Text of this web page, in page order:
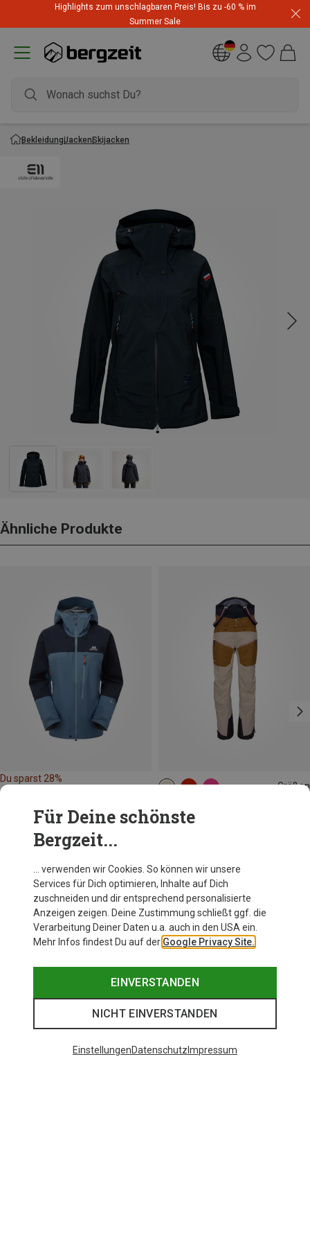
Highlights zum unschlagbaren Preis! Bis zu -60 % im
Summer Sale
Dynafit Hammerangebot! Reduzierte Outfits für neue
Abenteuer
BekleidungJackenSkijacken
Ähnliche Produkte
Du sparst 28%
Größen
Elevenate
Damen Bec de Rosses XI Hose
Andere Kunden kauften auch
Für Deine schönste
Bergzeit...
… verwenden wir Cookies. So können wir unsere
Services für Dich optimieren, Inhalte auf Dich
zuschneiden und dir entsprechend personalisierte
Anzeigen zeigen. Deine Zustimmung schließt ggf. die
Verarbeitung Deiner Daten u.a. auch in den USA ein.
Mehr Infos findest Du auf der Google Privacy Site.
EINVERSTANDEN
NICHT EINVERSTANDEN
EinstellungenDatenschutz Impressum